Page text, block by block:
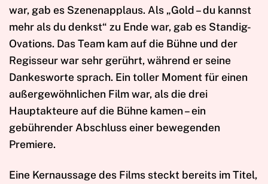
war, gab es Szenenapplaus. Als „Gold – du kannst
mehr als du denkst“ zu Ende war, gab es Standig-
Ovations. Das Team kam auf die Bühne und der
Regisseur war sehr gerührt, während er seine
Dankesworte sprach. Ein toller Moment für einen
außergewöhnlichen Film war, als die drei
Hauptakteure auf die Bühne kamen – ein
gebührender Abschluss einer bewegenden
Premiere.
Eine Kernaussage des Films steckt bereits im Titel,